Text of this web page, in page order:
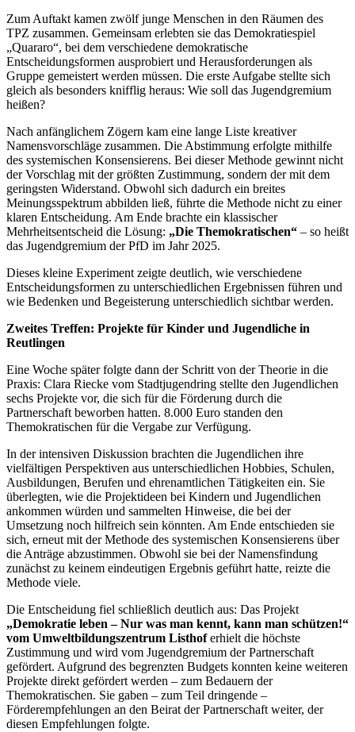
Zum Auftakt kamen zwölf junge Menschen in den Räumen des
TPZ zusammen. Gemeinsam erlebten sie das Demokratiespiel
„Quararo“, bei dem verschiedene demokratische
Entscheidungsformen ausprobiert und Herausforderungen als
Gruppe gemeistert werden müssen. Die erste Aufgabe stellte sich
gleich als besonders knifflig heraus: Wie soll das Jugendgremium
heißen?
Nach anfänglichem Zögern kam eine lange Liste kreativer
Namensvorschläge zusammen. Die Abstimmung erfolgte mithilfe
des systemischen Konsensierens. Bei dieser Methode gewinnt nicht
der Vorschlag mit der größten Zustimmung, sondern der mit dem
geringsten Widerstand. Obwohl sich dadurch ein breites
Meinungsspektrum abbilden ließ, führte die Methode nicht zu einer
klaren Entscheidung. Am Ende brachte ein klassischer
Mehrheitsentscheid die Lösung: „Die Themokratischen“ – so heißt
das Jugendgremium der PfD im Jahr 2025.
Dieses kleine Experiment zeigte deutlich, wie verschiedene
Entscheidungsformen zu unterschiedlichen Ergebnissen führen und
wie Bedenken und Begeisterung unterschiedlich sichtbar werden.
Zweites Treffen: Projekte für Kinder und Jugendliche in
Reutlingen
Eine Woche später folgte dann der Schritt von der Theorie in die
Praxis: Clara Riecke vom Stadtjugendring stellte den Jugendlichen
sechs Projekte vor, die sich für die Förderung durch die
Partnerschaft beworben hatten. 8.000 Euro standen den
Themokratischen für die Vergabe zur Verfügung.
In der intensiven Diskussion brachten die Jugendlichen ihre
vielfältigen Perspektiven aus unterschiedlichen Hobbies, Schulen,
Ausbildungen, Berufen und ehrenamtlichen Tätigkeiten ein. Sie
überlegten, wie die Projektideen bei Kindern und Jugendlichen
ankommen würden und sammelten Hinweise, die bei der
Umsetzung noch hilfreich sein könnten. Am Ende entschieden sie
sich, erneut mit der Methode des systemischen Konsensierens über
die Anträge abzustimmen. Obwohl sie bei der Namensfindung
zunächst zu keinem eindeutigen Ergebnis geführt hatte, reizte die
Methode viele.
Die Entscheidung fiel schließlich deutlich aus: Das Projekt
„Demokratie leben – Nur was man kennt, kann man schützen!“
vom Umweltbildungszentrum Listhoferhielt die höchste
Zustimmung und wird vom Jugendgremium der Partnerschaft
gefördert. Aufgrund des begrenzten Budgets konnten keine weiteren
Projekte direkt gefördert werden – zum Bedauern der
Themokratischen. Sie gaben – zum Teil dringende –
Förderempfehlungen an den Beirat der Partnerschaft weiter, der
diesen Empfehlungen folgte.